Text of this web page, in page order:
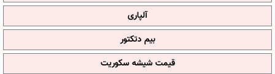
آلپاری
بیم دتکتور
قیمت شیشه سکوریت